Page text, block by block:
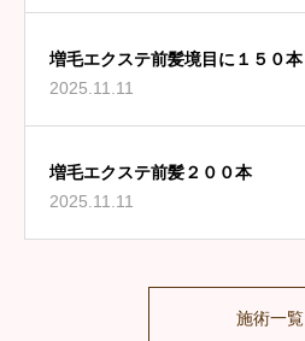
増毛エクステ前髪境目に１５０本
2025.11.11
増毛エクステ前髪２００本
2025.11.11
施術一覧